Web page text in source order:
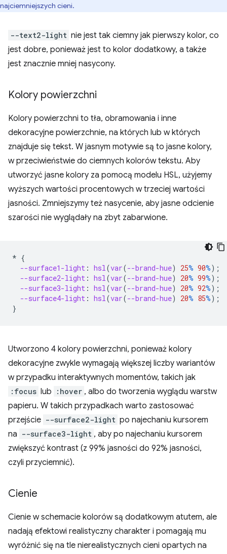
najciemniejszych cieni.
--text2-light nie jest tak ciemny jak pierwszy kolor, co
jest dobre, ponieważ jest to kolor dodatkowy, a także
jest znacznie mniej nasycony.
Kolory powierzchni
Kolory powierzchni to tła, obramowania i inne
dekoracyjne powierzchnie, na których lub w których
znajduje się tekst. W jasnym motywie są to jasne kolory,
w przeciwieństwie do ciemnych kolorów tekstu. Aby
utworzyć jasne kolory za pomocą modelu HSL, użyjemy
wyższych wartości procentowych w trzeciej wartości
jasności. Zmniejszymy też nasycenie, aby jasne odcienie
szarości nie wyglądały na zbyt zabarwione.
* {
--surface1-light : hsl (var(--brand-hue) 25% 90%);
--surface2-light : hsl (var(--brand-hue) 20% 99%);
--surface3-light : hsl (var(--brand-hue) 20% 92%);
--surface4-light : hsl (var(--brand-hue) 20% 85%);
}
Utworzono 4 kolory powierzchni, ponieważ kolory
dekoracyjne zwykle wymagają większej liczby wariantów
w przypadku interaktywnych momentów, takich jak
:focus lub :hover , albo do tworzenia wyglądu warstw
papieru. W takich przypadkach warto zastosować
przejście --surface2-light po najechaniu kursorem
na --surface3-light , aby po najechaniu kursorem
zwiększyć kontrast (z 99% jasności do 92% jasności,
czyli przyciemnić).
Cienie
Cienie w schemacie kolorów są dodatkowym atutem, ale
nadają efektowi realistyczny charakter i pomagają mu
wyróżnić się na tle nierealistycznych cieni opartych na